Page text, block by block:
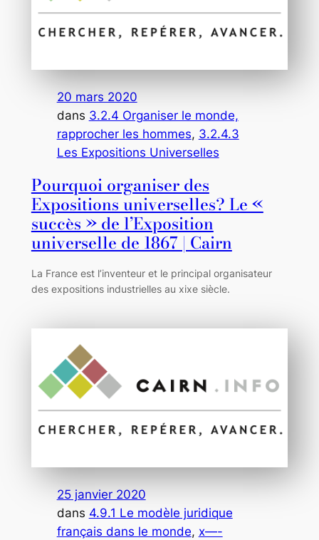
20 mars 2020
dans 3.2.4 Organiser le monde,
rapprocher les hommes, 3.2.4.3
Les Expositions Universelles
Pourquoi organiser des
Expositions universelles? Le «
succès » de l’Exposition
universelle de 1867 | Cairn
La France est l’inventeur et le principal organisateur
des expositions industrielles au xixe siècle.
25 janvier 2020
dans 4.9.1 Le modèle juridique
français dans le monde, x—-